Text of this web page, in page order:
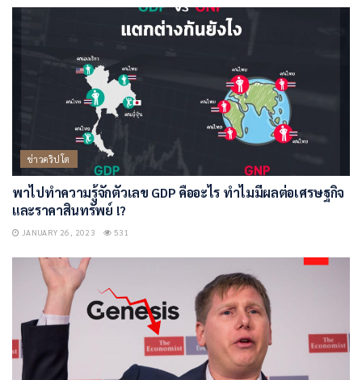
ข่าวคริปโต
พาไปทำความรู้จักตัวเลข GDP คืออะไร ทำไมมีผลต่อเศรษฐกิจ
และราคาสินทรัพย์ !?
JANUARY 26, 2023 531